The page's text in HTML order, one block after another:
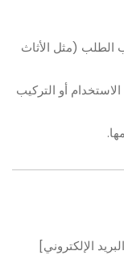
(مثل الأثاث
أو التركيب
الإلكتروني]